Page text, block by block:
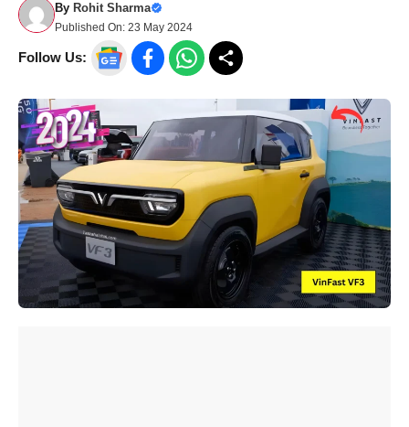
By Rohit Sharma
Published On: 23 May 2024
Follow Us: